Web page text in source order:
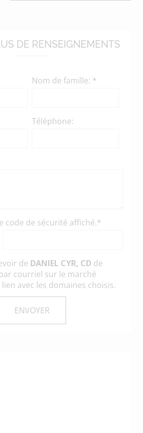
DE RENSEIGNEMENTS
Nom de famille: *
Téléphone:
code de sécurité affiché.*
de DANIEL CYR, CD de
courriel sur le marché
avec les domaines choisis.
sur les pages